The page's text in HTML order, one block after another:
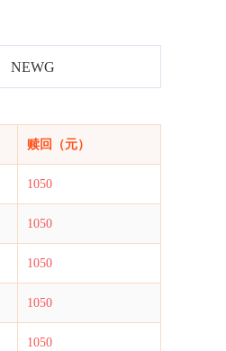
NEWG
赎回（元）
1050
1050
1050
1050
1050